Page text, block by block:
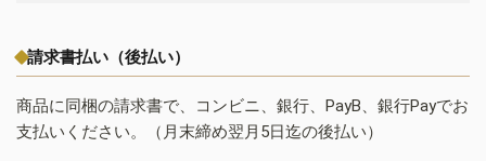
請求書払い（後払い）
商品に同梱の請求書で、コンビニ、銀行、PayB、銀行Payでお
支払いください。（月末締め翌月5日迄の後払い）